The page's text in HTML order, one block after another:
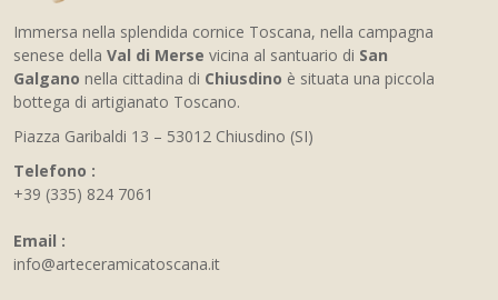
Immersa nella splendida cornice Toscana, nella campagna
senese della Val di Merse vicina al santuario di San
Galgano nella cittadina di Chiusdino è situata una piccola
bottega di artigianato Toscano.
Piazza Garibaldi 13 – 53012 Chiusdino (SI)
Telefono :
+39 (335) 824 7061
Email :
info@arteceramicatoscana.it